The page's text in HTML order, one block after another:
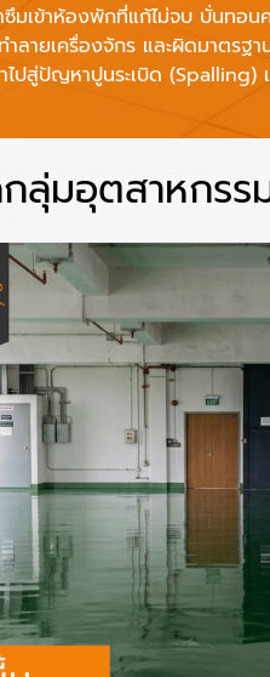
เข้าห้องพักที่แก้ไม่จบ บั่นทอน
ลายเครื่องจักร และผิดมาตรฐา
ปสู่ปัญหาปูนระเบิด (Spalling)
ลุ่มอุตสาหกรร